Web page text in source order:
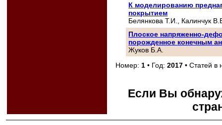
К моделированию
покрытием
Белянкова Т.И., Калинчук
Плоское напряженно-
порожденное конечным
Жуков Б.А.
Номер: 1 • Год:2017 • Статей
Если Вы